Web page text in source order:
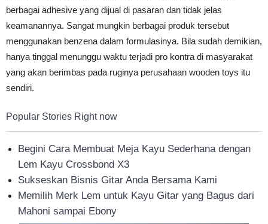
berbagai adhesive yang dijual di pasaran dan tidak jelas
keamanannya. Sangat mungkin berbagai produk tersebut
menggunakan benzena dalam formulasinya. Bila sudah demikian,
hanya tinggal menunggu waktu terjadi pro kontra di masyarakat
yang akan berimbas pada ruginya perusahaan wooden toys itu
sendiri.
Popular Stories Right now
Begini Cara Membuat Meja Kayu Sederhana dengan
Lem Kayu Crossbond X3
Sukseskan Bisnis Gitar Anda Bersama Kami
Memilih Merk Lem untuk Kayu Gitar yang Bagus dari
Mahoni sampai Ebony